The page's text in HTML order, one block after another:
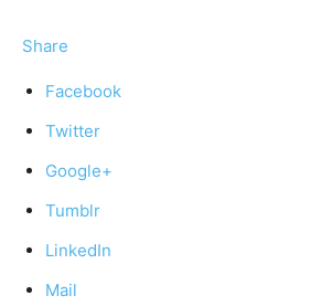
Share
Facebook
Twitter
Google+
Tumblr
LinkedIn
Mail